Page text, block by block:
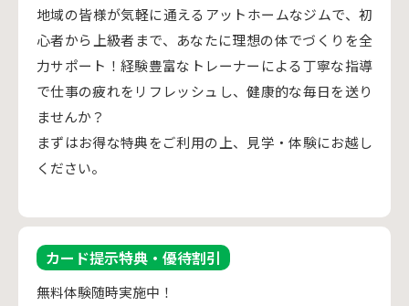
地域の皆様が気軽に通えるアットホームなジムで、初
心者から上級者まで、あなたに理想の体でづくりを全
力サポート！経験豊富なトレーナーによる丁寧な指導
で仕事の疲れをリフレッシュし、健康的な毎日を送り
ませんか？
まずはお得な特典をご利用の上、見学・体験にお越し
ください。
カード提示特典・優待割引
無料体験随時実施中！